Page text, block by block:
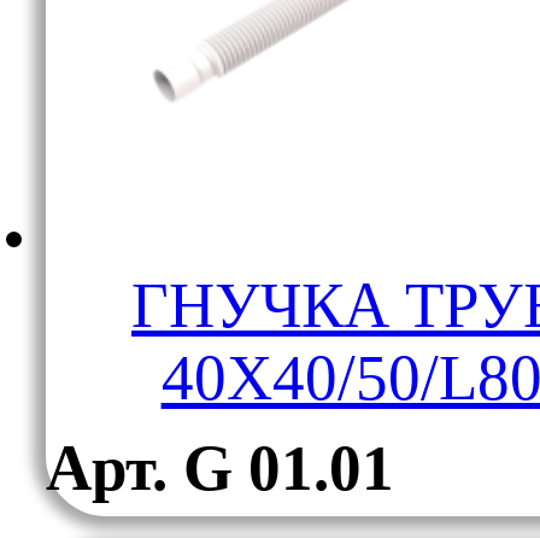
ГНУЧКА
40X40/50/
Арт. G 01.01